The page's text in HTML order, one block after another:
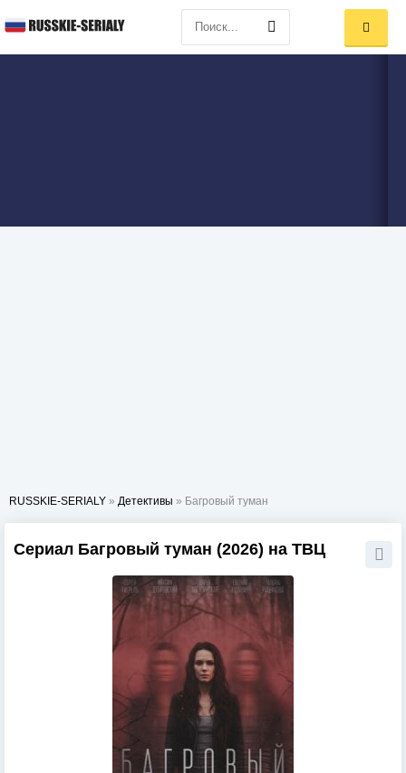
RUSSKIE-SERIALY » Детективы » Багровый туман
Сериал Багровый туман (2026) на ТВЦ